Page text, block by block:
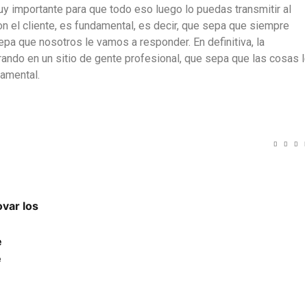
importante para que todo eso luego lo puedas transmitir al
el cliente, es fundamental, es decir, que sepa que siempre
que nosotros le vamos a responder. En definitiva, la
en un sitio de gente profesional, que sepa que las cosas
los